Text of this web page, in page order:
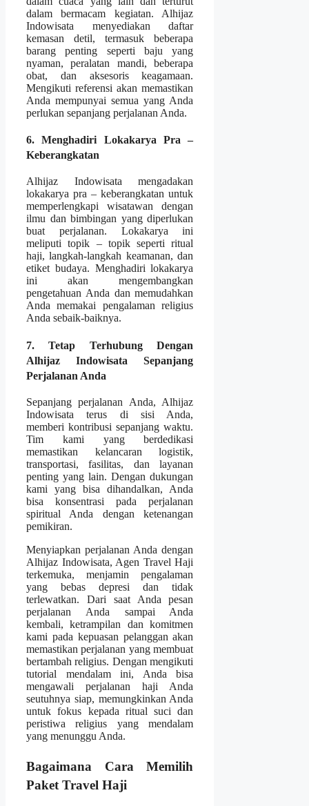
dalam bermacam kegiatan. Alhijaz
Indowisata menyediakan daftar
kemasan detil, termasuk beberapa
barang penting seperti baju yang
nyaman, peralatan mandi, beberapa
obat, dan aksesoris keagamaan.
Mengikuti referensi akan memastikan
Anda mempunyai semua yang Anda
perlukan sepanjang perjalanan Anda.
6. Menghadiri Lokakarya Pra –
Keberangkatan
Alhijaz Indowisata mengadakan
lokakarya pra – keberangkatan untuk
memperlengkapi wisatawan dengan
ilmu dan bimbingan yang diperlukan
buat perjalanan. Lokakarya ini
meliputi topik – topik seperti ritual
haji, langkah-langkah keamanan, dan
etiket budaya. Menghadiri lokakarya
ini akan mengembangkan
pengetahuan Anda dan memudahkan
Anda memakai pengalaman religius
Anda sebaik-baiknya.
7. Tetap Terhubung Dengan
Alhijaz Indowisata Sepanjang
Perjalanan Anda
Sepanjang perjalanan Anda, Alhijaz
Indowisata terus di sisi Anda,
memberi kontribusi sepanjang waktu.
Tim kami yang berdedikasi
memastikan kelancaran logistik,
transportasi, fasilitas, dan layanan
penting yang lain. Dengan dukungan
kami yang bisa dihandalkan, Anda
bisa konsentrasi pada perjalanan
spiritual Anda dengan ketenangan
pemikiran.
Menyiapkan perjalanan Anda dengan
Alhijaz Indowisata, Agen Travel Haji
terkemuka, menjamin pengalaman
yang bebas depresi dan tidak
terlewatkan. Dari saat Anda pesan
perjalanan Anda sampai Anda
kembali, ketrampilan dan komitmen
kami pada kepuasan pelanggan akan
memastikan perjalanan yang membuat
bertambah religius. Dengan mengikuti
tutorial mendalam ini, Anda bisa
mengawali perjalanan haji Anda
seutuhnya siap, memungkinkan Anda
untuk fokus kepada ritual suci dan
peristiwa religius yang mendalam
yang menunggu Anda.
Bagaimana Cara Memilih
Paket Travel Haji